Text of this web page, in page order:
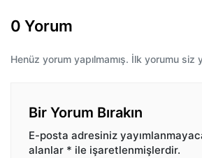
0 Yorum
Henüz yorum yapılmamış. İlk yorumu siz
Bir Yorum Bırakın
E-posta adresiniz
alanlar * ile işaretlenmişlerdir.